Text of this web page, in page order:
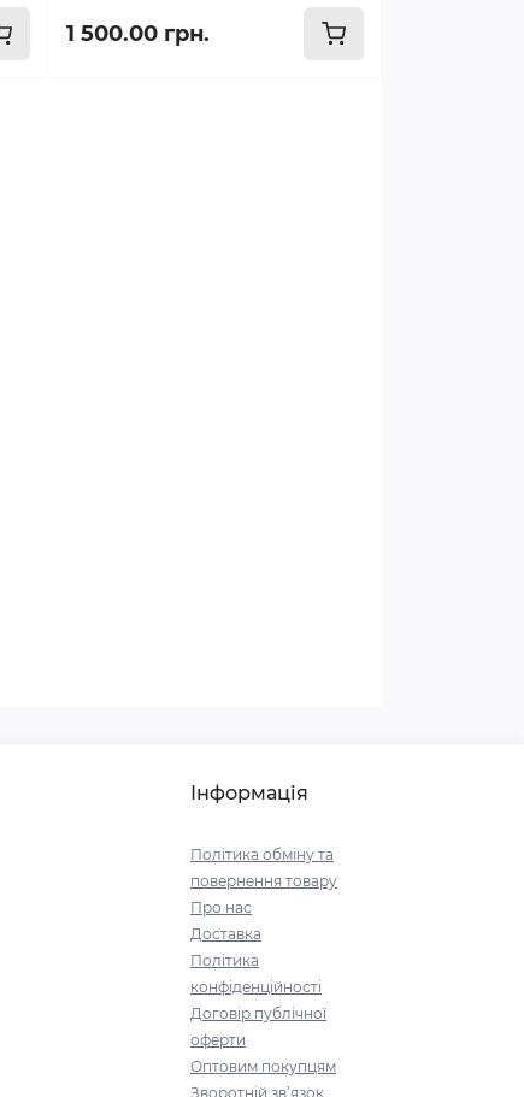
1 500.00 грн.
Інформація
Політика обміну та
повернення товару
Про нас
Доставка
Політика
конфіденційності
Договір публічної
оферти
Оптовим покупцям
Зворотній зв’язок